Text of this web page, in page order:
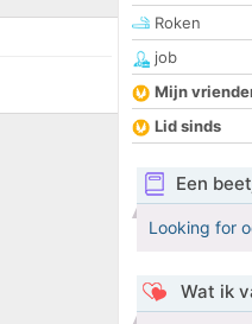
Roken
job
Mijn
Lid sinds
Een
Looking for
Wat ik